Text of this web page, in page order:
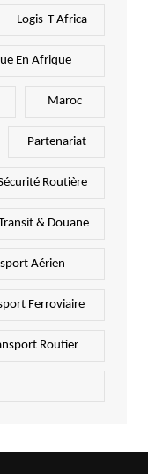
Logis-T Africa
En Afrique
Maroc
Partenariat
Routière
& Douane
Aérien
Ferroviaire
Routier